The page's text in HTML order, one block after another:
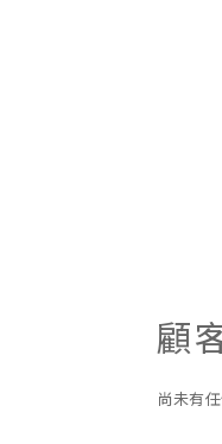
顧
尚未有